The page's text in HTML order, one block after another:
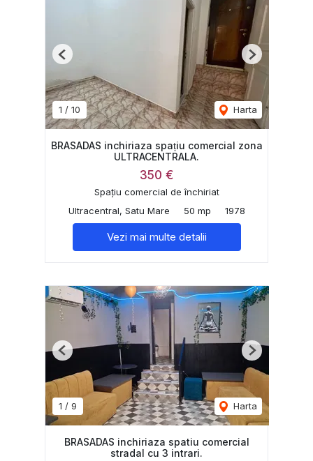
1 / 10 Harta
Previous Next
BRASADAS inchiriaza spațiu comercial zona
ULTRACENTRALA.
350 €
Spațiu comercial de închiriat
Ultracentral, Satu Mare
50 mp 1978
Vezi mai multe detalii
1 / 9 Harta
Previous Next
BRASADAS inchiriaza spatiu comercial
stradal cu 3 intrari.